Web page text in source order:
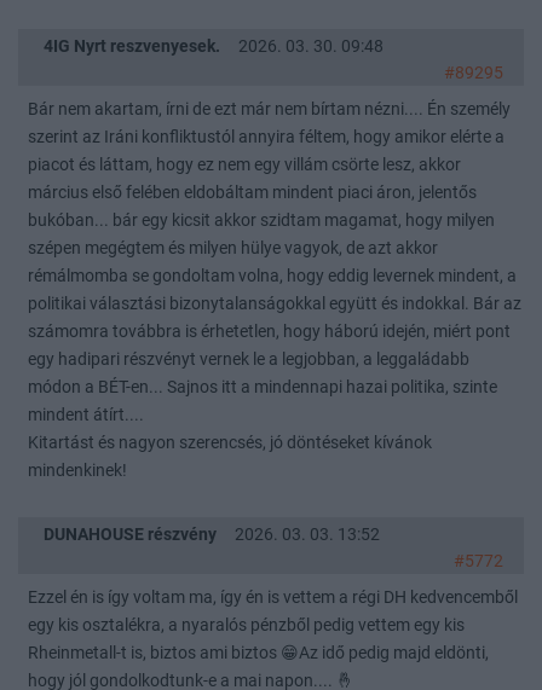
4IG Nyrt reszvenyesek.
2026. 03. 30. 09:48
#89295
Bár nem akartam, írni de ezt már nem bírtam nézni.... Én személy
szerint az Iráni konfliktustól annyira féltem, hogy amikor elérte a
piacot és láttam, hogy ez nem egy villám csörte lesz, akkor
március első felében eldobáltam mindent piaci áron, jelentős
bukóban... bár egy kicsit akkor szidtam magamat, hogy milyen
szépen megégtem és milyen hülye vagyok, de azt akkor
rémálmomba se gondoltam volna, hogy eddig levernek mindent, a
politikai választási bizonytalanságokkal együtt és indokkal. Bár az
számomra továbbra is érhetetlen, hogy háború idején, miért pont
egy hadipari részvényt vernek le a legjobban, a leggaládabb
módon a BÉT-en... Sajnos itt a mindennapi hazai politika, szinte
mindent átírt....
Kitartást és nagyon szerencsés, jó döntéseket kívánok
mindenkinek!
DUNAHOUSE részvény
2026. 03. 03. 13:52
#5772
Ezzel én is így voltam ma, így én is vettem a régi DH kedvencemből
egy kis osztalékra, a nyaralós pénzből pedig vettem egy kis
Rheinmetall-t is, biztos ami biztos 😁Az idő pedig majd eldönti,
hogy jól gondolkodtunk-e a mai napon.... 🤞